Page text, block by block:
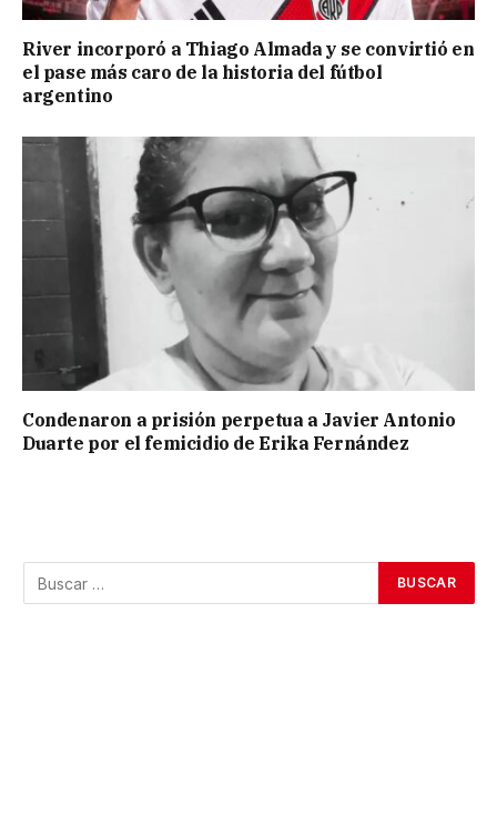
River incorporó a Thiago Almada y se convirtió en
el pase más caro de la historia del fútbol
argentino
Condenaron a prisión perpetua a Javier Antonio
Duarte por el femicidio de Erika Fernández